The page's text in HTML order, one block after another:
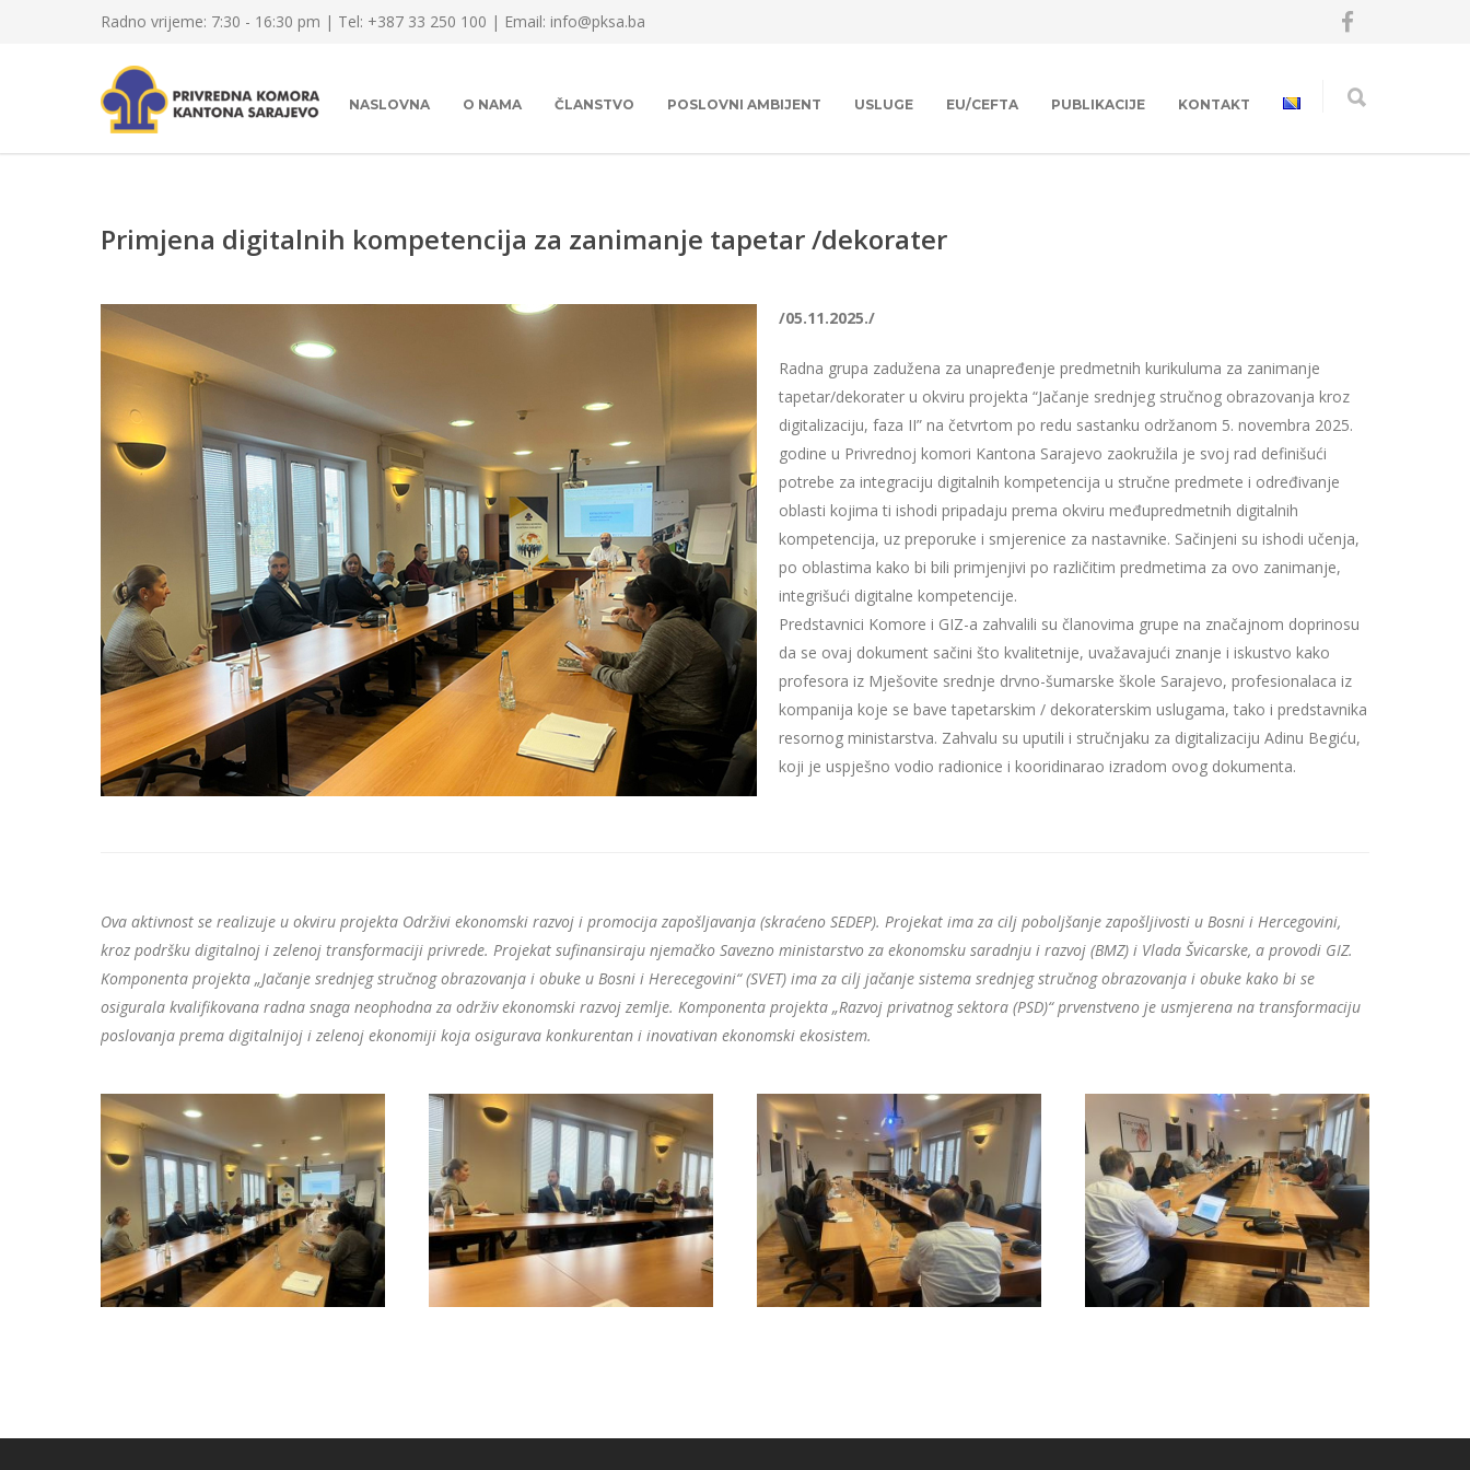
Radno vrijeme: 7:30 - 16:30 pm | Tel: +387 33 250 100 | Email: info@pksa.ba
NASLOVNA O NAMA ČLANSTVO POSLOVNI AMBIJENT USLUGE EU/CEFTA PUBLIKACIJE KONTAKT
Primjena digitalnih kompetencija za zanimanje tapetar /dekorater
/05.11.2025./
Radna grupa zadužena za unapređenje predmetnih kurikuluma za zanimanje
tapetar/dekorater u okviru projekta “Jačanje srednjeg stručnog obrazovanja kroz
digitalizaciju, faza II” na četvrtom po redu sastanku održanom 5. novembra 2025.
godine u Privrednoj komori Kantona Sarajevo zaokružila je svoj rad definišući
potrebe za integraciju digitalnih kompetencija u stručne predmete i određivanje
oblasti kojima ti ishodi pripadaju prema okviru međupredmetnih digitalnih
kompetencija, uz preporuke i smjerenice za nastavnike. Sačinjeni su ishodi učenja,
po oblastima kako bi bili primjenjivi po različitim predmetima za ovo zanimanje,
integrišući digitalne kompetencije.
Predstavnici Komore i GIZ-a zahvalili su članovima grupe na značajnom doprinosu
da se ovaj dokument sačini što kvalitetnije, uvažavajući znanje i iskustvo kako
profesora iz Mješovite srednje drvno-šumarske škole Sarajevo, profesionalaca iz
kompanija koje se bave tapetarskim / dekoraterskim uslugama, tako i predstavnika
resornog ministarstva. Zahvalu su uputili i stručnjaku za digitalizaciju Adinu Begiću,
koji je uspješno vodio radionice i kooridinarao izradom ovog dokumenta.
Ova aktivnost se realizuje u okviru projekta Održivi ekonomski razvoj i promocija zapošljavanja (skraćeno SEDEP). Projekat ima za cilj poboljšanje zapošljivosti u Bosni i Hercegovini,
kroz podršku digitalnoj i zelenoj transformaciji privrede. Projekat sufinansiraju njemačko Savezno ministarstvo za ekonomsku saradnju i razvoj (BMZ) i Vlada Švicarske, a provodi GIZ.
Komponenta projekta „Jačanje srednjeg stručnog obrazovanja i obuke u Bosni i Herecegovini“ (SVET) ima za cilj jačanje sistema srednjeg stručnog obrazovanja i obuke kako bi se
osigurala kvalifikovana radna snaga neophodna za održiv ekonomski razvoj zemlje. Komponenta projekta „Razvoj privatnog sektora (PSD)“ prvenstveno je usmjerena na transformaciju
poslovanja prema digitalnijoj i zelenoj ekonomiji koja osigurava konkurentan i inovativan ekonomski ekosistem.